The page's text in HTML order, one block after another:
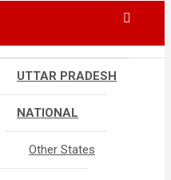
UTTAR PRADESH
NATIONAL
Other States